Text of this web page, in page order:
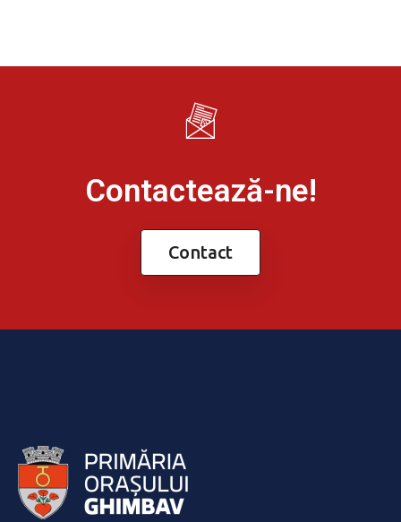
Contactează-ne!
Contact